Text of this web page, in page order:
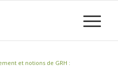
et notions de GRH :